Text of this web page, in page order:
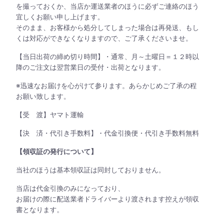
を撮っておくか、当店か運送業者のほうに必ずご連絡のほう
宜しくお願い申し上げます。
そのまま、お客様から処分してしまった場合は再発送、もし
くは対応ができなくなりますので、ご了承くださいませ。
【当日出荷の締め切り時間】・通常、月～土曜日＝１２時以
降のご注文は翌営業日の受付・出荷となります。
※迅速なお届けを心がけて参ります。あらかじめご了承の程
お願い致します。
【受 渡】ヤマト運輸
【決 済・代引き手数料】・代金引換便・代引き手数料無料
【領収証の発行について】
当社のほうは基本領収証は同封しておりません。
当店は代金引換のみになっており、
お届けの際に配送業者ドライバーより渡されます控えが領収
書となります。